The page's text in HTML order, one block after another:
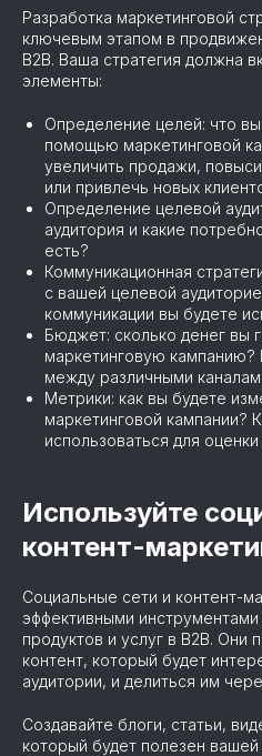
Разработка маркетинговой
ключевым этапом в
B2B. Ваша стратегия должна
элементы:
Определение целей: что вы
помощью маркетинговой
увеличить продажи,
или привлечь новых
Определение целевой
аудитория и какие
есть?
Коммуникационная
с вашей целевой
коммуникации вы будете
Бюджет: сколько денег вы
маркетинговую
между различными
Метрики: как вы будете
маркетинговой кампании?
использоваться для
Используйте
контент-
Социальные сети и контент-
эффективными
продуктов и услуг в B2B. Они
контент, который будет
аудитории, и делиться им
Создавайте блоги, статьи,
который будет полезен